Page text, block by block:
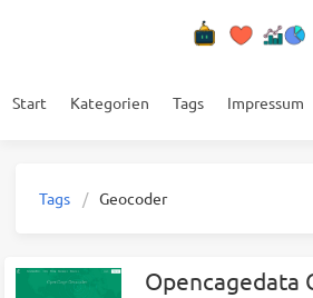
Start Kategorien Tags Impressum
Tags Geocoder
Opencagedata